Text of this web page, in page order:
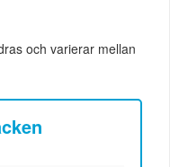
och varierar mellan